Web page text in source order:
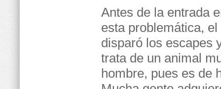
Antes de la entrada
esta problemática,
disparó los escapes
trata de un animal
hombre, pues es de